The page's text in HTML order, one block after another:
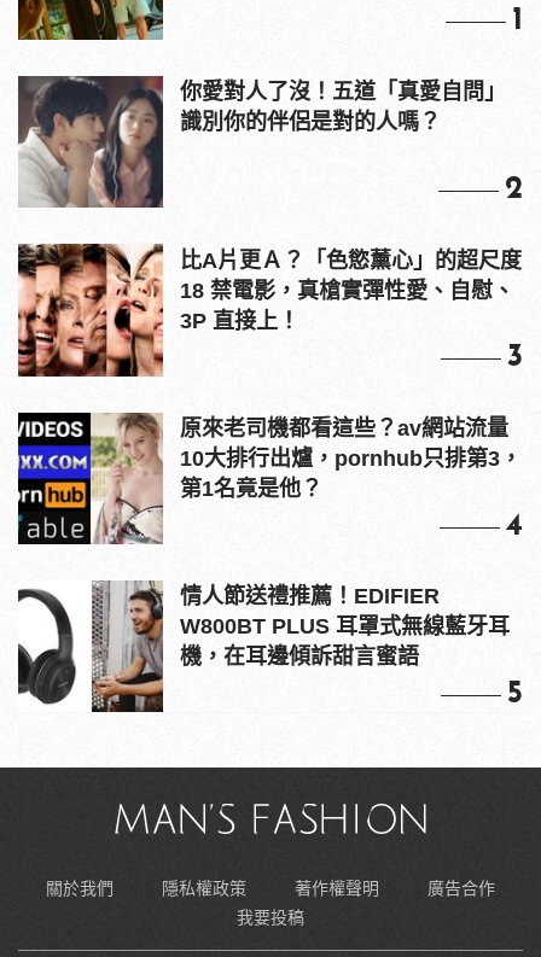
1
你愛對人了沒！五道「真愛自問」
識別你的伴侶是對的人嗎？
2
比A片更Ａ？「色慾薰心」的超尺度
18 禁電影，真槍實彈性愛、自慰、
3P 直接上！
3
原來老司機都看這些？av網站流量
10大排行出爐，pornhub只排第3，
第1名竟是他？
4
情人節送禮推薦！EDIFIER
W800BT PLUS 耳罩式無線藍牙耳
機，在耳邊傾訴甜言蜜語
5
關於我們 隱私權政策 著作權聲明
廣告合作
我要投稿